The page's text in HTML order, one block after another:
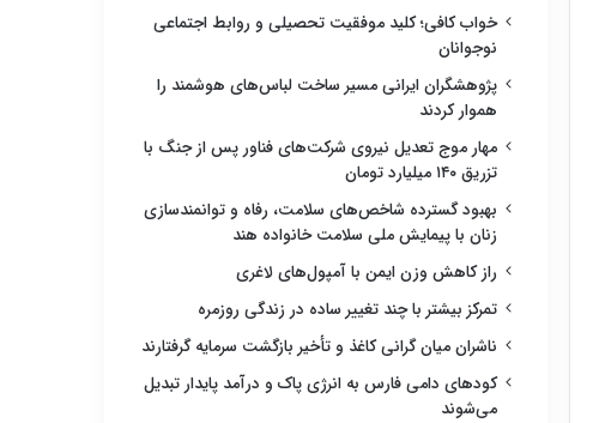
خواب کافی؛ کلید موفقیت تحصیلی و روابط اجتماعی
نوجوانان
پژوهشگران ایرانی مسیر ساخت لباس‌های هوشمند را
هموار کردند
مهار موج تعدیل نیروی شرکت‌های فناور پس از جنگ با
تزریق ۱۴۰ میلیارد تومان
بهبود گسترده شاخص‌های سلامت، رفاه و توانمندسازی
زنان با پیمایش ملی سلامت خانواده هند
راز کاهش وزن ایمن با آمپول‌های لاغری
تمرکز بیشتر با چند تغییر ساده در زندگی روزمره
ناشران میان گرانی کاغذ و تأخیر بازگشت سرمایه گرفتارند
کودهای دامی فارس به انرژی پاک و درآمد پایدار تبدیل
می‌شوند